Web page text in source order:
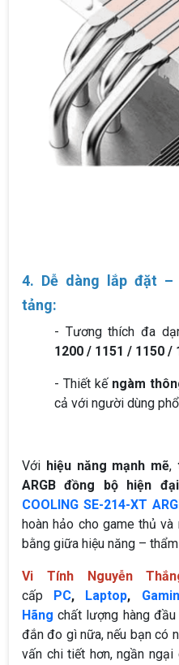
4. Dễ dàng lắp đặt –
tảng:
- Tương thích đa
1200 / 1151 / 1150 /
- Thiết kế ngàm
cả với người dùng
Với hiệu năng mạnh mẽ,
ARGB đồng bộ hiện đại
COOLING SE-214-XT
hoàn hảo cho game thủ
bằng giữa hiệu năng –
Vi Tính Nguyễn
cấp
PC, Laptop,
Hãng chất lượng hàng
đắn đo gì nữa, nếu bạn có
vấn chi tiết hơn, ngần